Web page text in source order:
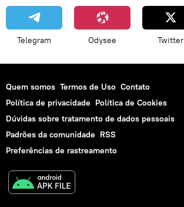
Telegram Odysee Twitter
Quem somos Termos de Uso Contato
Política de privacidade Política de Cookies
Dúvidas sobre tratamento de dados pessoais
Padrões da comunidade RSS
Preferências de rastreamento